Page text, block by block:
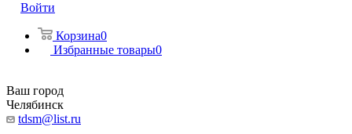
Войти
Корзина0
Избранные товары0
Ваш город
Челябинск
tdsm@list.ru